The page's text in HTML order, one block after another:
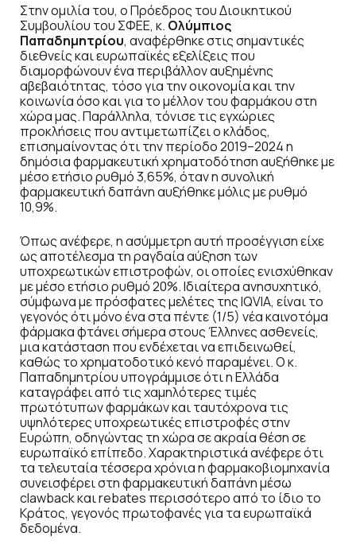
Στην ομιλία του, ο Πρόεδρος του Διοικητικού
Συμβουλίου του ΣΦΕΕ, κ. Ολύμπιος
Παπαδημητρίου, αναφέρθηκε στις σημαντικές
διεθνείς και ευρωπαϊκές εξελίξεις που
διαμορφώνουν ένα περιβάλλον αυξημένης
αβεβαιότητας, τόσο για την οικονομία και την
κοινωνία όσο και για το μέλλον του φαρμάκου στη
χώρα μας. Παράλληλα, τόνισε τις εγχώριες
προκλήσεις που αντιμετωπίζει ο κλάδος,
επισημαίνοντας ότι την περίοδο 2019–2024 η
δημόσια φαρμακευτική χρηματοδότηση αυξήθηκε με
μέσο ετήσιο ρυθμό 3,65%, όταν η συνολική
φαρμακευτική δαπάνη αυξήθηκε μόλις με ρυθμό
10,9%.
Όπως ανέφερε, η ασύμμετρη αυτή προσέγγιση είχε
ως αποτέλεσμα τη ραγδαία αύξηση των
υποχρεωτικών επιστροφών, οι οποίες ενισχύθηκαν
με μέσο ετήσιο ρυθμό 20%. Ιδιαίτερα ανησυχητικό,
σύμφωνα με πρόσφατες μελέτες της IQVIA, είναι το
γεγονός ότι μόνο ένα στα πέντε (1/5) νέα καινοτόμα
φάρμακα φτάνει σήμερα στους Έλληνες ασθενείς,
μια κατάσταση που ενδέχεται να επιδεινωθεί,
καθώς το χρηματοδοτικό κενό παραμένει. Ο κ.
Παπαδημητρίου υπογράμμισε ότι η Ελλάδα
καταγράφει από τις χαμηλότερες τιμές
πρωτότυπων φαρμάκων και ταυτόχρονα τις
υψηλότερες υποχρεωτικές επιστροφές στην
Ευρώπη, οδηγώντας τη χώρα σε ακραία θέση σε
ευρωπαϊκό επίπεδο. Χαρακτηριστικά ανέφερε ότι
τα τελευταία τέσσερα χρόνια η φαρμακοβιομηχανία
συνεισφέρει στη φαρμακευτική δαπάνη μέσω
clawback και rebates περισσότερο από το ίδιο το
Κράτος, γεγονός πρωτοφανές για τα ευρωπαϊκά
δεδομένα.